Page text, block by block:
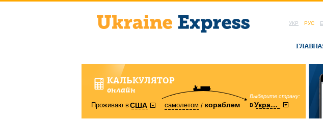
УКР РУС
КАЛЬКУЛЯТОР
онлайн
Проживаю вСША самолетом кораблем
Выберите страну:
вУкраину